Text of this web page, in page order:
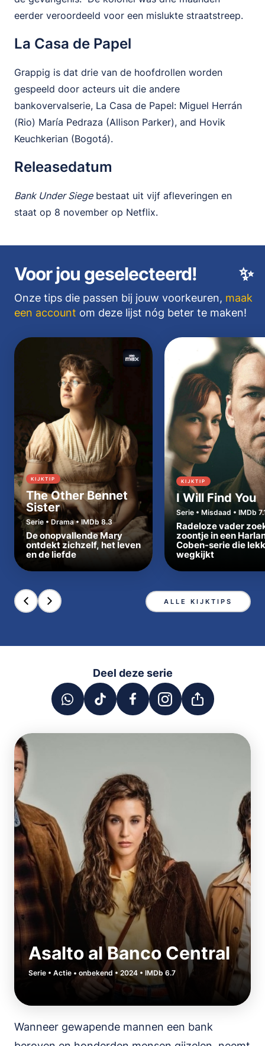
eerder veroordeeld voor een mislukte straatstreep.
La Casa de Papel
Grappig is dat drie van de hoofdrollen worden
gespeeld door acteurs uit die andere
bankovervalserie, La Casa de Papel: Miguel Herrán
(Rio) María Pedraza (Allison Parker), and Hovik
Keuchkerian (Bogotá).
Releasedatum
Bank Under Siegebestaat uit vijf afleveringen en
staat op 8 november op Netflix.
✨
Voor jou geselecteerd!
Onze tips die passen bij jouw voorkeuren, maak
een account om deze lijst nóg beter te maken!
KIJKTIP
The Other Bennet
Sister
Serie • Drama • IMDb 8.3
De onopvallende Mary
ontdekt zichzelf, het leven
en de liefde
KIJKTIP
I Will Find You
Serie • Misdaad • IMDb
Radeloze vader
zoontje in een
Coben-serie die
wegkijkt
ALLE KIJKTIPS
Deel deze serie
Asalto al Banco Central
Serie • Actie • onbekend • 2024 • IMDb 6.7
Wanneer gewapende mannen een bank